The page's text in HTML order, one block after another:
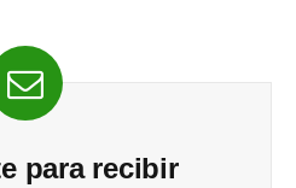
para recibir